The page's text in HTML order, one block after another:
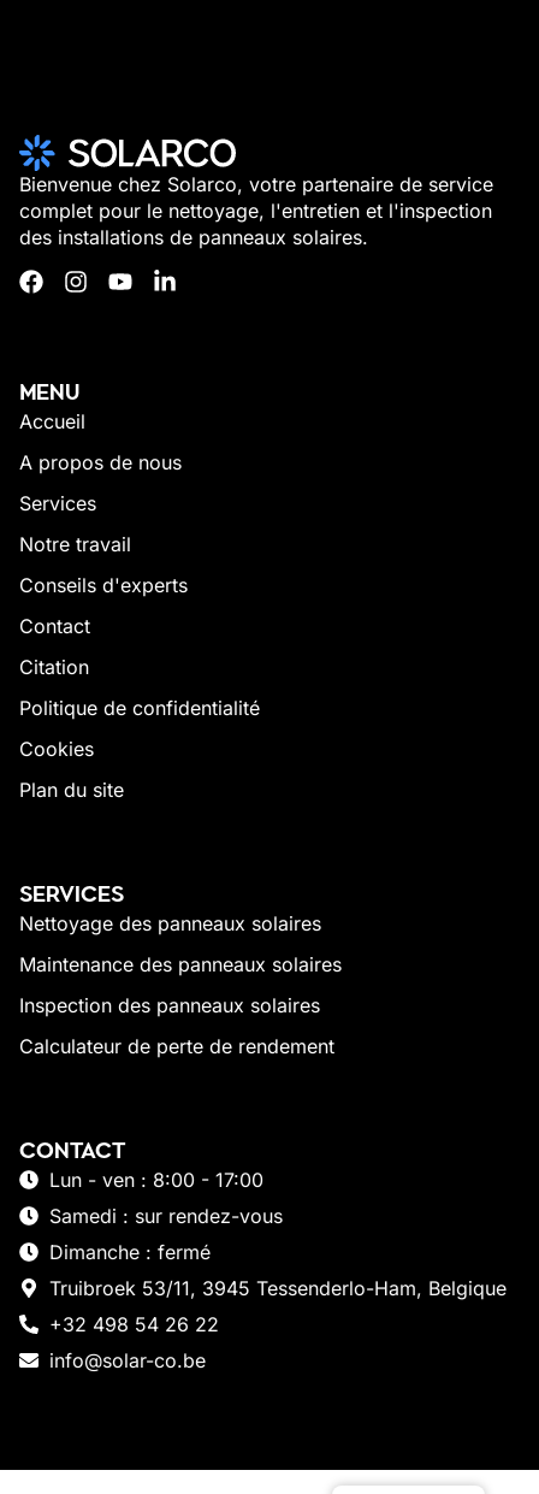
Bienvenue chez Solarco, votre partenaire de service
complet pour le nettoyage, l'entretien et l'inspection
des installations de panneaux solaires.
MENU
Accueil
A propos de nous
Services
Notre travail
Conseils d'experts
Contact
Citation
Politique de confidentialité
Cookies
Plan du site
SERVICES
Nettoyage des panneaux solaires
Maintenance des panneaux solaires
Inspection des panneaux solaires
Calculateur de perte de rendement
CONTACT
Lun - ven : 8:00 - 17:00
Samedi : sur rendez-vous
Dimanche : fermé
Truibroek 53/11, 3945 Tessenderlo-Ham, Belgique
+32 498 54 26 22
info@solar-co.be